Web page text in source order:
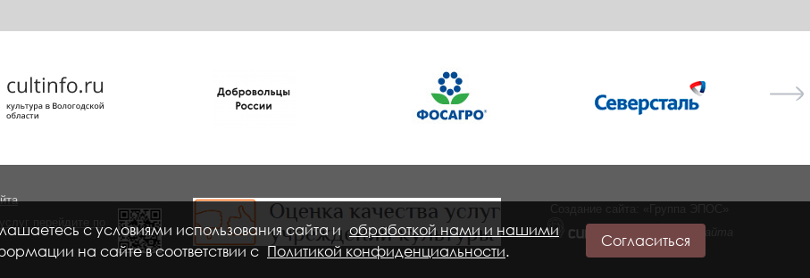
перейдите пос условиями использования сайта и обработкой нами и нашими
на сайте в соответствии с Политикой конфиденциальности.
Согласиться